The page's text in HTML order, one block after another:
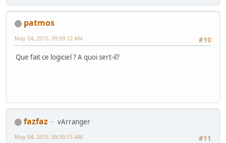
patmos
#10
May 04, 2015, 09:09:12 AM
Que fait ce logiciel ? A quoi sert-il?
fazfaz
vArranger
#11
May 04, 2015, 09:30:15 AM